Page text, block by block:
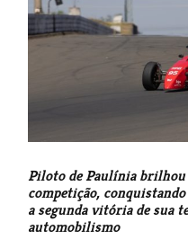
Piloto de Paulínia brilhou
competição, conquistando
a segunda vitória de sua
automobilismo